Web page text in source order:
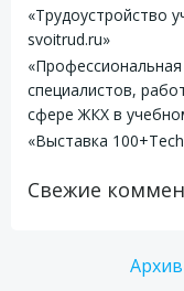
«Трудоустройство
svoitrud.ru»
специалистов,
сфере ЖКХ в
«Выставка
Свежие